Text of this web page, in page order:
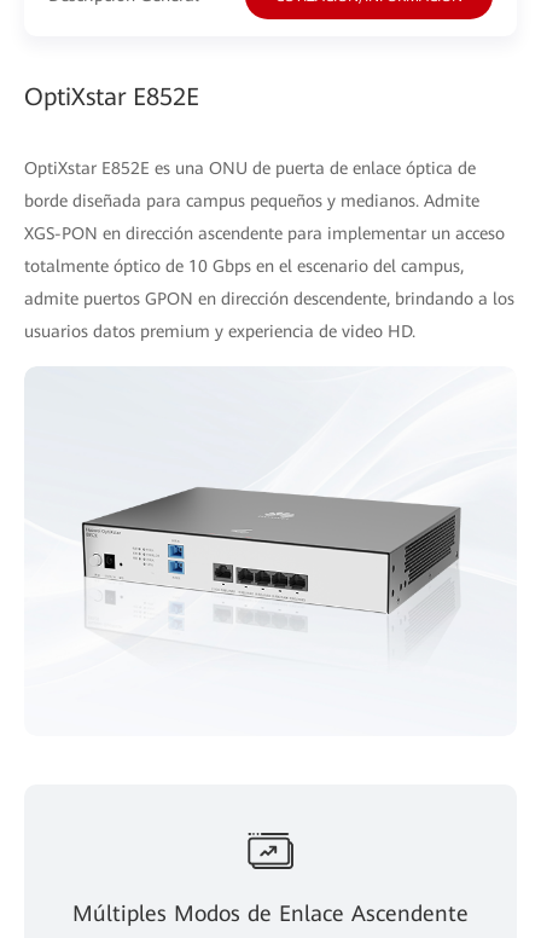
OptiXstar E852E
OptiXstar E852E es una ONU de puerta de enlace óptica de
borde diseñada para campus pequeños y medianos. Admite
XGS-PON en dirección ascendente para implementar un acceso
totalmente óptico de 10 Gbps en el escenario del campus,
admite puertos GPON en dirección descendente, brindando a los
usuarios datos premium y experiencia de video HD.
Múltiples Modos de Enlace Ascendente